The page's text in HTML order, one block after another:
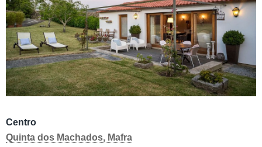
Centro
Quinta dos Machados, Mafra